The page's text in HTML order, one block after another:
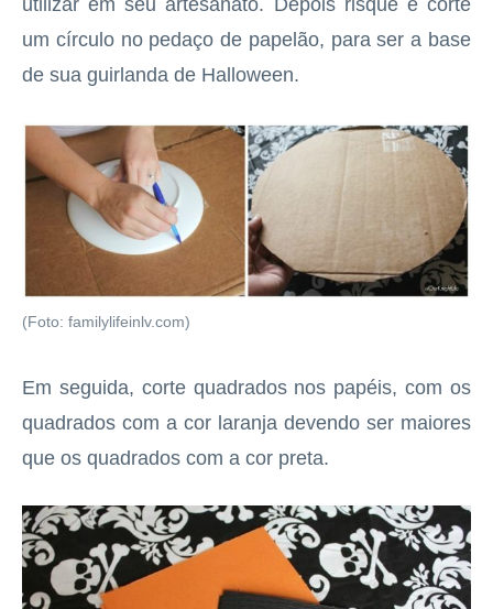
utilizar em seu artesanato. Depois risque e corte
um círculo no pedaço de papelão, para ser a base
de sua guirlanda de Halloween.
(Foto: familylifeinlv.com)
Em seguida, corte quadrados nos papéis, com os
quadrados com a cor laranja devendo ser maiores
que os quadrados com a cor preta.